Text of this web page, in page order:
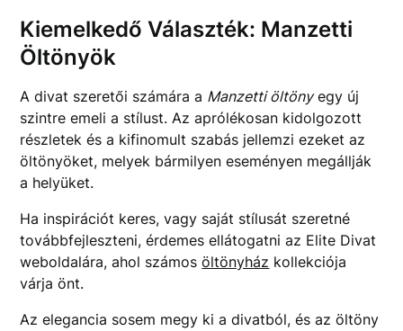
Kiemelkedő Választék: Manzetti
Öltönyök
A divat szeretői számára a Manzetti öltönyegy új
szintre emeli a stílust. Az aprólékosan kidolgozott
részletek és a kifinomult szabás jellemzi ezeket az
öltönyöket, melyek bármilyen eseményen megállják
a helyüket.
Ha inspirációt keres, vagy saját stílusát szeretné
továbbfejleszteni, érdemes ellátogatni az Elite Divat
weboldalára, ahol számosöltönyház kollekciója
várja önt.
Az elegancia sosem megy ki a divatból, és az öltöny